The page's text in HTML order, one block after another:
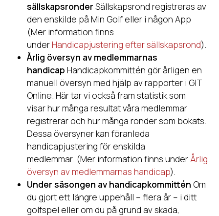
sällskapsronder Sällskapsrond registreras av
den enskilde på Min Golf eller i någon App
(Mer information finns
underHandicapjustering efter sällskapsrond).
Årlig översyn av medlemmarnas
handicap Handicapkommittén gör årligen en
manuell översyn med hjälp av rapporter i GIT
Online. Här tar vi också fram statistik som
visar hur många resultat våra medlemmar
registrerar och hur många ronder som bokats.
Dessa översyner kan föranleda
handicapjustering för enskilda
medlemmar. (Mer information finns underÅrlig
översyn av medlemmarnas handicap).
Under säsongen av handicapkommittén Om
du gjort ett längre uppehåll – flera år – i ditt
golfspel eller om du på grund av skada,